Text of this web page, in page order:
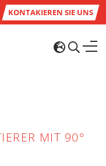
KONTAKIEREN SIE UNS
MIT 90°